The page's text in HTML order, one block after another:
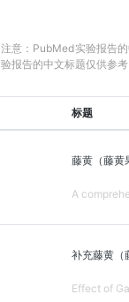
注意：PubMed实验报告
验报告的中文标题仅供参考
标题
藤黄（藤黄
A
补充藤黄（
Effect of